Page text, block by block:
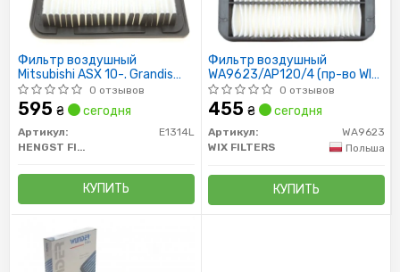
Фильтр воздушный
Mitsubishi ASX 10-. Grandis
04-, Lancer 10-, Outlander 10-
/Peugeot 4008 12-
0 отзывов
595 ₴ сегодня
Артикул:
E1314L
HENGST FILTER
КУПИТЬ
Фильтр воздушный
WA9623/AP120/4 (пр-во WIX-
Filtron)
0 отзывов
455 ₴ сегодня
Артикул:
WA9623
WIX FILTERS
Польша
КУПИТЬ